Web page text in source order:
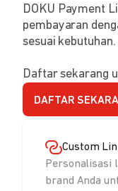
DOKU Payment
pembayaran
sesuai kebutuhan.
Daftar sekarang
DAFTAR
Custom
Personalisasi
brand Anda